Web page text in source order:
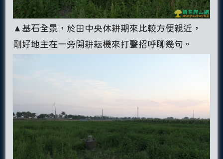
▲基石全景，於田中央休耕期來比較方便親近，
剛好地主在一旁開耕耘機來打聲招呼聊幾句。